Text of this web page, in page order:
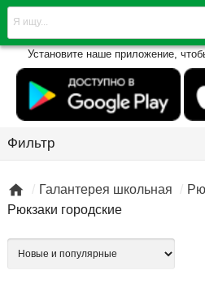
Установите наше приложение,
Фильтр
 Галантерея школьная
Рюкзаки городские